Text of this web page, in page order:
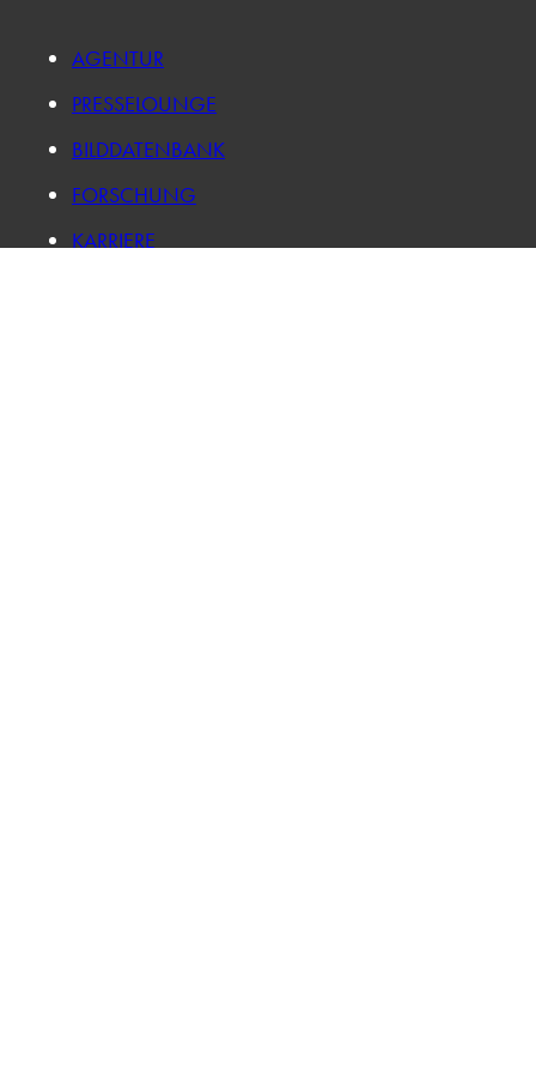
AGENTUR
PRESSELOUNGE
BILDDATENBANK
FORSCHUNG
KARRIERE